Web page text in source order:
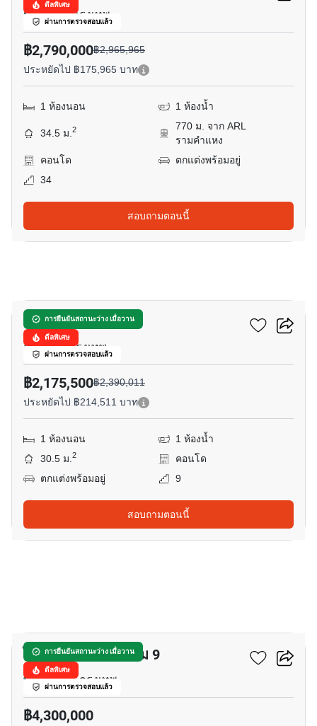
ดีลพิเศษ
ผ่านการตรวจสอบแล้ว
หัวหมาก, กรุงเทพ
฿2,790,000฿2,965,965
ประหยัดไป ฿175,965 บาท
1 ห้องนอน 1 ห้องน้ำ
34.5 ม.2
770 ม. จาก ARL
รามคำแหง
คอนโด
ตกแต่งพร้อมอยู่
34
สอบถามตอนนี้
การยืนยันสถานะว่าง เมื่อวาน
ดีลพิเศษ
ผ่านการตรวจสอบแล้ว
ยูดีไลท์ รัชวิภา
ลาดยาว, กรุงเทพ
฿2,175,500฿2,390,011
ประหยัดไป ฿214,511 บาท
1 ห้องนอน
1 ห้องน้ำ
30.5 ม.2
คอนโด
ตกแต่งพร้อมอยู่
9
สอบถามตอนนี้
การยืนยันสถานะว่าง เมื่อวาน
ดีลพิเศษ
ผ่านการตรวจสอบแล้ว
ไลฟ์ อโศก - พระราม 9
พระราม 9, กรุงเทพ
฿4,300,000